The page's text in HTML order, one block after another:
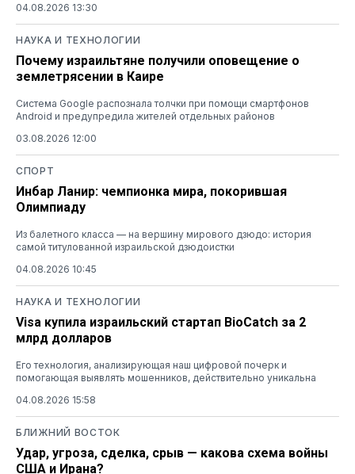
04.08.2026 13:30
НАУКА И ТЕХНОЛОГИИ
Почему израильтяне получили оповещение о
землетрясении в Каире
Система Google распознала толчки при помощи смартфонов
Android и предупредила жителей отдельных районов
03.08.2026 12:00
СПОРТ
Инбар Ланир: чемпионка мира, покорившая
Олимпиаду
Из балетного класса — на вершину мирового дзюдо: история
самой титулованной израильской дзюдоистки
04.08.2026 10:45
НАУКА И ТЕХНОЛОГИИ
Visa купила израильский стартап BioCatch за 2
млрд долларов
Его технология, анализирующая наш цифровой почерк и
помогающая выявлять мошенников, действительно уникальна
04.08.2026 15:58
БЛИЖНИЙ ВОСТОК
Удар, угроза, сделка, срыв — какова схема войны
США и Ирана?